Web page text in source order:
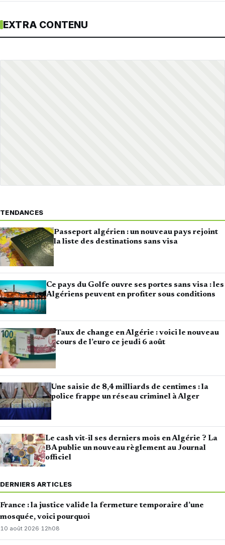
EXTRA CONTENU
TENDANCES
Passeport algérien : un nouveau pays rejoint
la liste des destinations sans visa
Ce pays du Golfe ouvre ses portes sans visa : les
Algériens peuvent en profiter sous conditions
Taux de change en Algérie : voici le nouveau
cours de l’euro ce jeudi 6 août
Une saisie de 8,4 milliards de centimes : la
police frappe un réseau criminel à Alger
Le cash vit-il ses derniers mois en Algérie ? La
BA publie un nouveau règlement au Journal
officiel
DERNIERS ARTICLES
France : la justice valide la fermeture temporaire d’une
mosquée, voici pourquoi
10 août 2026·12h08